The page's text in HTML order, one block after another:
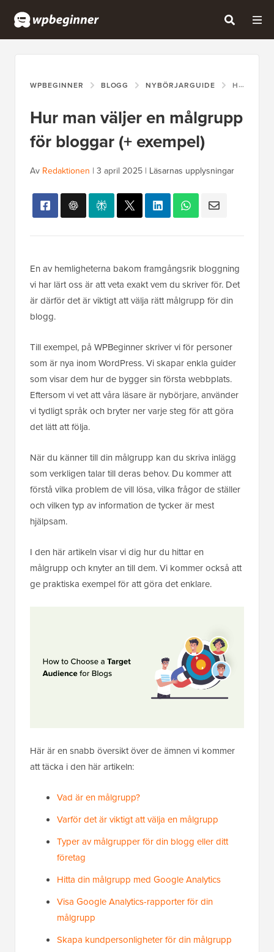
WPBEGINNER BLOGG NYBÖRJARGUIDE HUR MAN VÄLJER EN MÅLGRUPP FÖR BLOGGAR (+ EXEMPEL)
Hur man väljer en målgrupp
för bloggar (+ exempel)
Av Redaktionen | 3 april 2025 | Läsarnas upplysningar
En av hemligheterna bakom framgångsrik bloggning
vi har lärt oss är att veta exakt vem du skriver för. Det
är därför det är viktigt att välja rätt målgrupp för din
blogg.
Till exempel, på WPBeginner skriver vi för personer
som är nya inom WordPress. Vi skapar enkla guider
som visar dem hur de bygger sin första webbplats.
Eftersom vi vet att våra läsare är nybörjare, använder
vi tydligt språk och bryter ner varje steg för att göra
det lätt att följa.
När du känner till din målgrupp kan du skriva inlägg
som verkligen talar till deras behov. Du kommer att
förstå vilka problem de vill lösa, vilka frågor de ställer
och vilken typ av information de tycker är mest
hjälpsam.
I den här artikeln visar vi dig hur du hittar en
målgrupp och knyter an till dem. Vi kommer också att
ge praktiska exempel för att göra det enklare.
Här är en snabb översikt över de ämnen vi kommer
att täcka i den här artikeln:
Vad är en målgrupp?
Varför det är viktigt att välja en målgrupp
Typer av målgrupper för din blogg eller ditt
företag
Hitta din målgrupp med Google Analytics
Visa Google Analytics-rapporter för din
målgrupp
Skapa kundpersonligheter för din målgrupp